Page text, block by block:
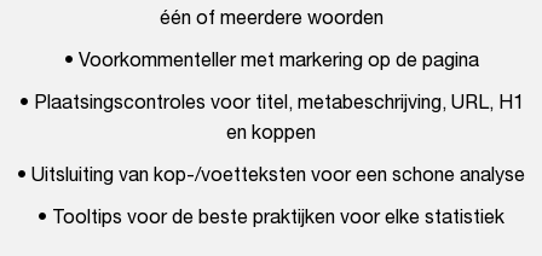
één of meerdere woorden
• Voorkommenteller met markering op de pagina
• Plaatsingscontroles voor titel, metabeschrijving, URL, H1
en koppen
• Uitsluiting van kop-/voetteksten voor een schone analyse
• Tooltips voor de beste praktijken voor elke statistiek